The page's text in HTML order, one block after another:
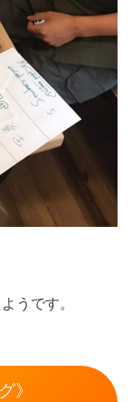
うです。
グ》